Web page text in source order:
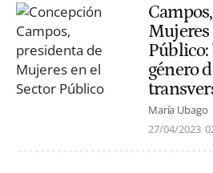
Mujeres
Público:
género
María Ubago
27/04/2023